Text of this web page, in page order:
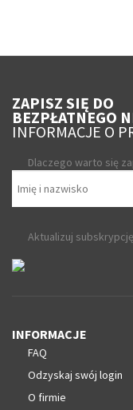
ZAPISZ SIĘ DO
BEZPŁATNEGO
INFORMACJE O
Dlaczego warto się
Aktualizuj subskrypcję
INFORMACJE
FAQ
Odzyskaj swój login
O firmie